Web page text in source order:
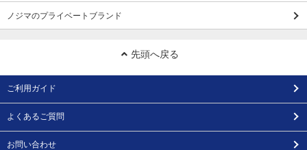
ノジマのプライベートブランド
先頭へ戻る
ご利用ガイド
よくあるご質問
お問い合わせ